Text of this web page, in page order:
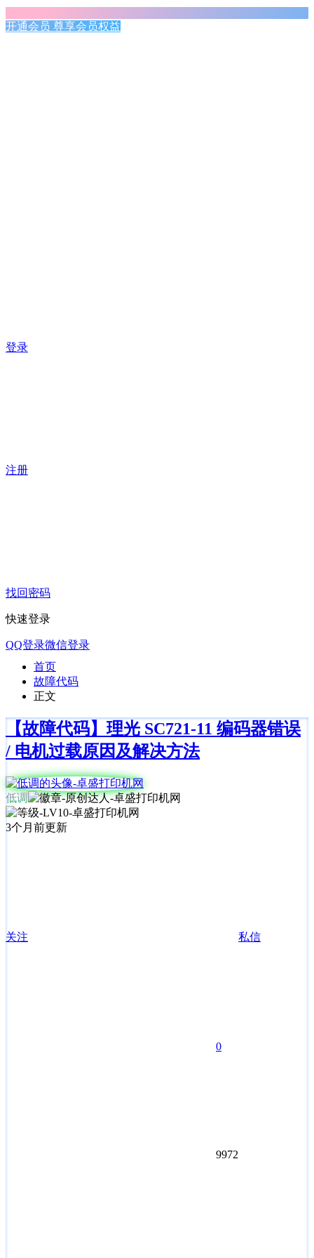
开通会员 尊享会员权益
登录
注册
找回密码
快速登录
QQ登录微信登录
首页
故障代码
正文
【故障代码】理光 SC721-11 编码器错误
/ 电机过载原因及解决方法
低调
3个月前更新
关注 私信
0
9972